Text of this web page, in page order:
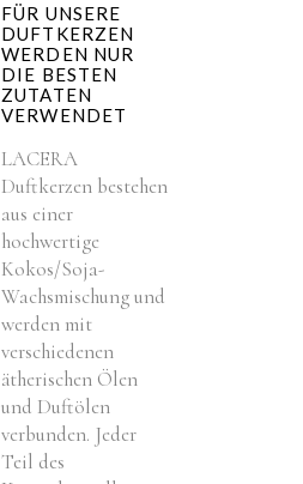
FÜR UNSERE
DUFTKERZEN
WERDEN NUR
DIE BESTEN
ZUTATEN
VERWENDET
LACERA
Duftkerzen bestehen
aus einer
hochwertige
Kokos/Soja-
Wachsmischung und
werden mit
verschiedenen
ätherischen Ölen
und Duftölen
verbunden. Jeder
Teil des